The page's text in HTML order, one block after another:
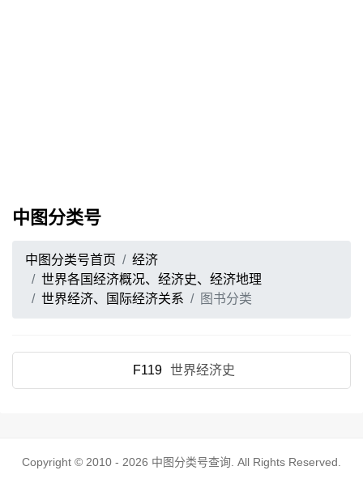
中图分类号
中图分类号首页
经济
世界各国经济概况、经济史、经济地理
世界经济、国际经济关系
图书分类
F119 世界经济史
Copyright © 2010 - 2026 中图分类号查询 . All Rights Reserved.